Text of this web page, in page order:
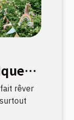
rêver